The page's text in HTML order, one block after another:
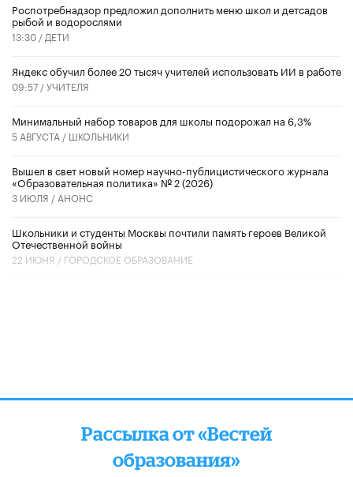
Роспотребнадзор предложил дополнить меню школ и детсадов
рыбой и водорослями
13:30 / ДЕТИ
​Яндекс обучил более 20 тысяч учителей использовать ИИ в работе
09:57 /УЧИТЕЛЯ
Минимальный набор товаров для школы подорожал на 6,3%
5 АВГУСТА / ШКОЛЬНИКИ
Вышел в свет новый номер научно-публицистического журнала
«Образовательная политика» № 2 (2026)
3 ИЮЛЯ / АНОНС
Школьники и студенты Москвы почтили память героев Великой
Отечественной войны
22 ИЮНЯ / ГОРОДСКОЕ ОБРАЗОВАНИЕ
Рассылка от «Вестей
образования»